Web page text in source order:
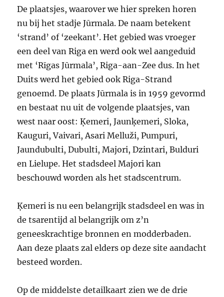
De plaatsjes, waarover we hier spreken horen
nu bij het stadje Jūrmala. De naam betekent
‘strand’ of ‘zeekant’. Het gebied was vroeger
een deel van Riga en werd ook wel aangeduid
met ‘Rīgas Jūrmala’, Riga-aan-Zee dus. In het
Duits werd het gebied ook Riga-Strand
genoemd. De plaats Jūrmala is in 1959 gevormd
en bestaat nu uit de volgende plaatsjes, van
west naar oost: Ķemeri, Jaunķemeri, Sloka,
Kauguri, Vaivari, Asari Melluži, Pumpuri,
Jaundubulti, Dubulti, Majori, Dzintari, Bulduri
en Lielupe. Het stadsdeel Majori kan
beschouwd worden als het stadscentrum.
Ķemeri is nu een belangrijk stadsdeel en was in
de tsarentijd al belangrijk om z’n
geneeskrachtige bronnen en modderbaden.
Aan deze plaats zal elders op deze site aandacht
besteed worden.
Op de middelste detailkaart zien we de drie